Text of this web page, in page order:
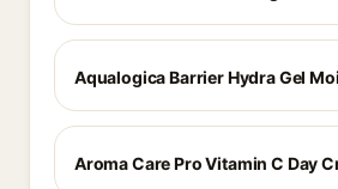
Aqualogica Barrier Hydra Gel
Aroma Care Pro Vitamin C Day